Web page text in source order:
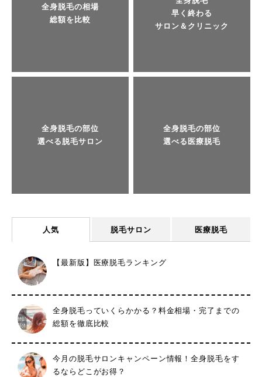
全身脱毛の相場
総額を比較
早く終わる
サロン＆クリニック
全身脱毛の部位
選べる脱毛サロン
全身脱毛の部位
選べる医療脱毛
人気 脱毛サロン 医療脱毛
【最新版】医療脱毛ランキング
全身脱毛っていくらかかる？料金相場・完了までの
総額を徹底比較
今月の脱毛サロンキャンペーン情報！全身脱毛をす
るならどこがお得？